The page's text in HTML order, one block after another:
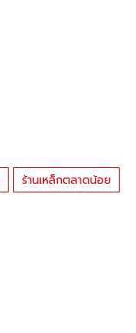
ร้านเหล็กตลาดน้อย